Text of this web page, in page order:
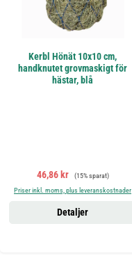
Kerbl Hönät 10x10 cm,
handknutet grovmaskigt för
hästar, blå
Försäljningspris:
46,86 kr Ordinarie pris:
(15% sparat)
Priser inkl. moms, plus leveranskostnader
Detaljer